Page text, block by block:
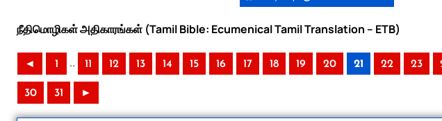
நீதிமொழிகள் அதிகாரங்கள் (Tamil Bible: Ecumenical Tamil Translation – ETB)
◄ 1 .. 11 12 13 14 15 16 17 18 19 20 21 22 23
30 31 ►